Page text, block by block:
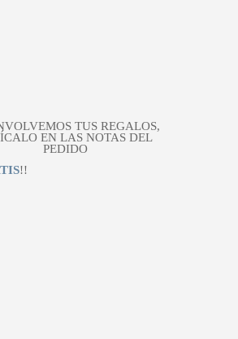
TUS REGALOS,
EN LAS NOTAS DEL
PEDIDO
!!